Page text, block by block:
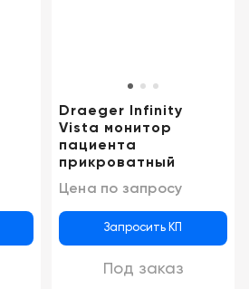
Draeger Infinity
Vista монитор
пациента
прикроватный
Цена по запросу
Запросить КП
Под заказ